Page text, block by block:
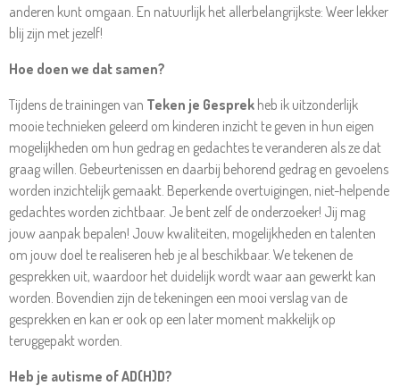
anderen kunt omgaan. En natuurlijk het allerbelangrijkste: Weer lekker
blij zijn met jezelf!
Hoe doen we dat samen?
Tijdens de trainingen van Teken je Gesprek heb ik uitzonderlijk
mooie technieken geleerd om kinderen inzicht te geven in hun eigen
mogelijkheden om hun gedrag en gedachtes te veranderen als ze dat
graag willen. Gebeurtenissen en daarbij behorend gedrag en gevoelens
worden inzichtelijk gemaakt. Beperkende overtuigingen, niet-helpende
gedachtes worden zichtbaar. Je bent zelf de onderzoeker! Jij mag
jouw aanpak bepalen! Jouw kwaliteiten, mogelijkheden en talenten
om jouw doel te realiseren heb je al beschikbaar. We tekenen de
gesprekken uit, waardoor het duidelijk wordt waar aan gewerkt kan
worden. Bovendien zijn de tekeningen een mooi verslag van de
gesprekken en kan er ook op een later moment makkelijk op
teruggepakt worden.
Heb je autisme of AD(H)D?